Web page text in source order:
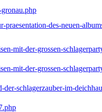
praesentation-des-neuen-
mit-der-grossen-
mit-der-grossen-
der-schlagerzauber-im-